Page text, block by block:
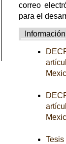
correo
para el
Información